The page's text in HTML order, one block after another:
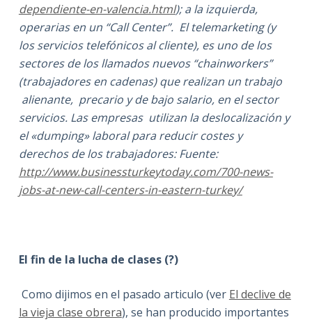
dependiente-en-valencia.html); a la izquierda,
operarias en un “Call Center”. El telemarketing (y
los servicios telefónicos al cliente), es uno de los
sectores de los llamados nuevos “chainworkers”
(trabajadores en cadenas) que realizan un trabajo
alienante, precario y de bajo salario, en el sector
servicios. Las empresas utilizan la deslocalización y
el «dumping» laboral para reducir costes y
derechos de los trabajadores: Fuente:
http://www.businessturkeytoday.com/700-news-
jobs-at-new-call-centers-in-eastern-turkey/
El fin de la lucha de clases (?)
Como dijimos en el pasado articulo (ver El declive de
la vieja clase obrera), se han producido importantes